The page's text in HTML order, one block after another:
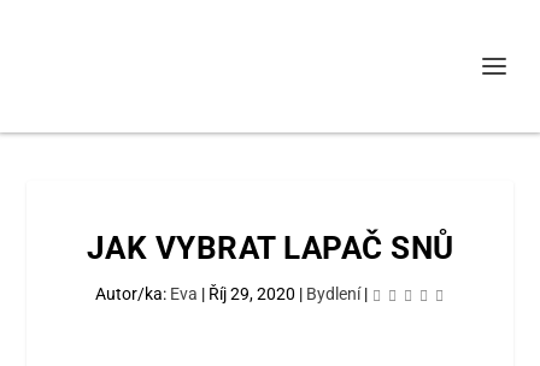
JAK VYBRAT LAPAČ SNŮ
Autor/ka: Eva | Říj 29, 2020 | Bydlení|